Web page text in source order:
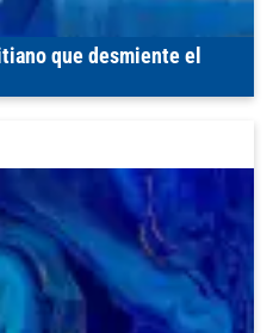
que desmiente el